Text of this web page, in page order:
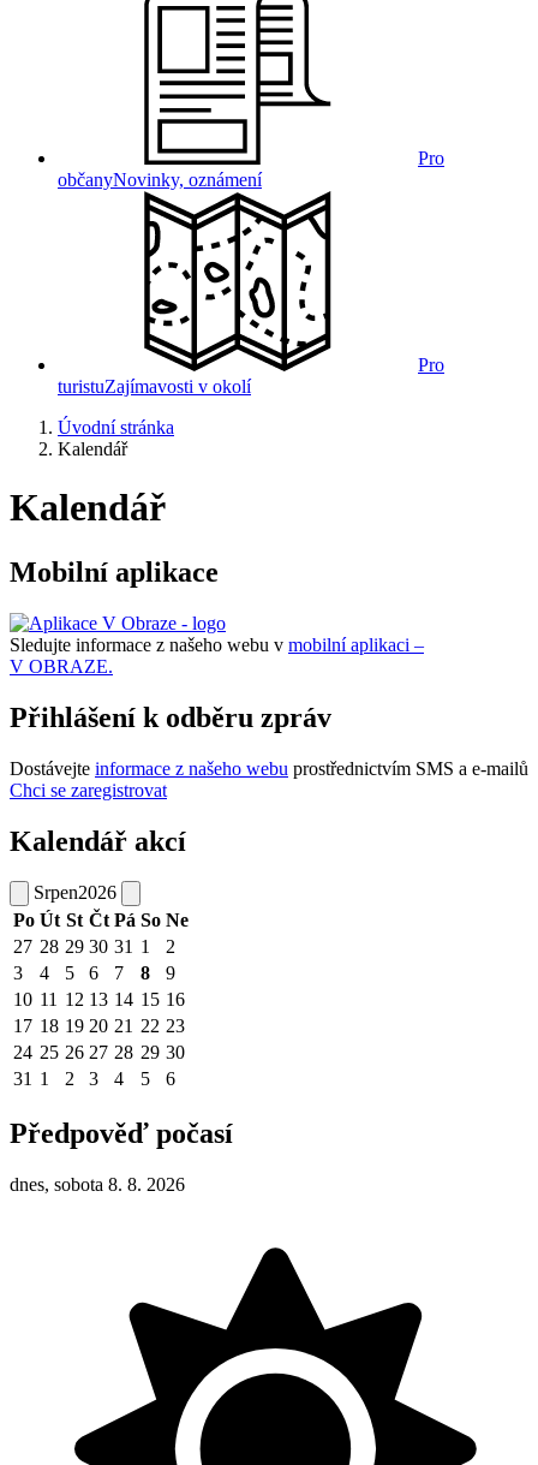
Pro
občanyNovinky, oznámení
Pro
turistuZajímavosti v okolí
Úvodní stránka
Kalendář
Kalendář
Mobilní aplikace
Sledujte informace z našeho webu v mobilní aplikaci –
V OBRAZE.
Přihlášení k odběru zpráv
Dostávejte informace z našeho webu prostřednictvím SMS a e-mailů
Chci se zaregistrovat
Kalendář akcí
Srpen2026
Po Út St Čt Pá So Ne
27 28 29 30 31 1
2
3
4 5 6 7 8
9
10 11 12 13 14 15 16
17 18 19 20 21 22 23
24 25 26 27 28 29 30
31 1 2 3 4 5 6
Předpověď počasí
dnes, sobota 8. 8. 2026